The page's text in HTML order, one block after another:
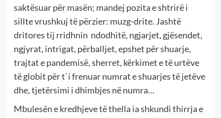
saktësuar për masën; mandej pozita e shtrirë i
sillte vrushkuj të përzier: muzg-drite. Jashtë
dritores tij rridhnin ndodhitë, ngjarjet, gjësendet,
ngjyrat, intrigat, përballjet, epshet për shuarje,
trajtat e pandemisë, sherret, kërkimet e të urtëve
të globit për t`i frenuar numrat e shuarjes të jetëve
dhe, tjetërsimi i dhimbjes në numra…
Mbulesën e kredhjeve të thella ia shkundi thirrja e